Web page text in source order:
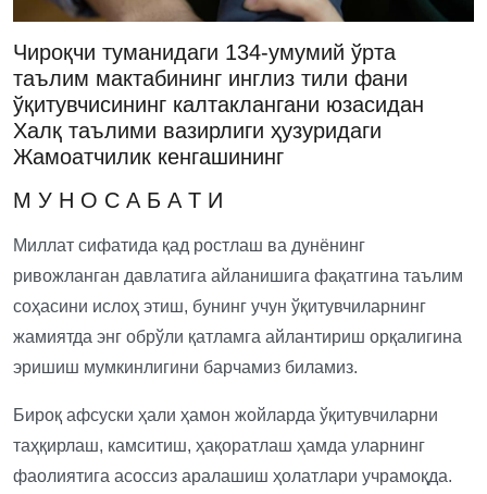
Чироқчи туманидаги 134-умумий ўрта
таълим мактабининг инглиз тили фани
ўқитувчисининг калтаклангани юзасидан
Халқ таълими вазирлиги ҳузуридаги
Жамоатчилик кенгашининг
М У Н О С А Б А Т И
Миллат сифатида қад ростлаш ва дунёнинг
ривожланган давлатига айланишига фақатгина таълим
соҳасини ислоҳ этиш, бунинг учун ўқитувчиларнинг
жамиятда энг обрўли қатламга айлантириш орқалигина
эришиш мумкинлигини барчамиз биламиз.
Бироқ афсуски ҳали ҳамон жойларда ўқитувчиларни
таҳқирлаш, камситиш, ҳақоратлаш ҳамда уларнинг
фаолиятига асоссиз аралашиш ҳолатлари учрамоқда.